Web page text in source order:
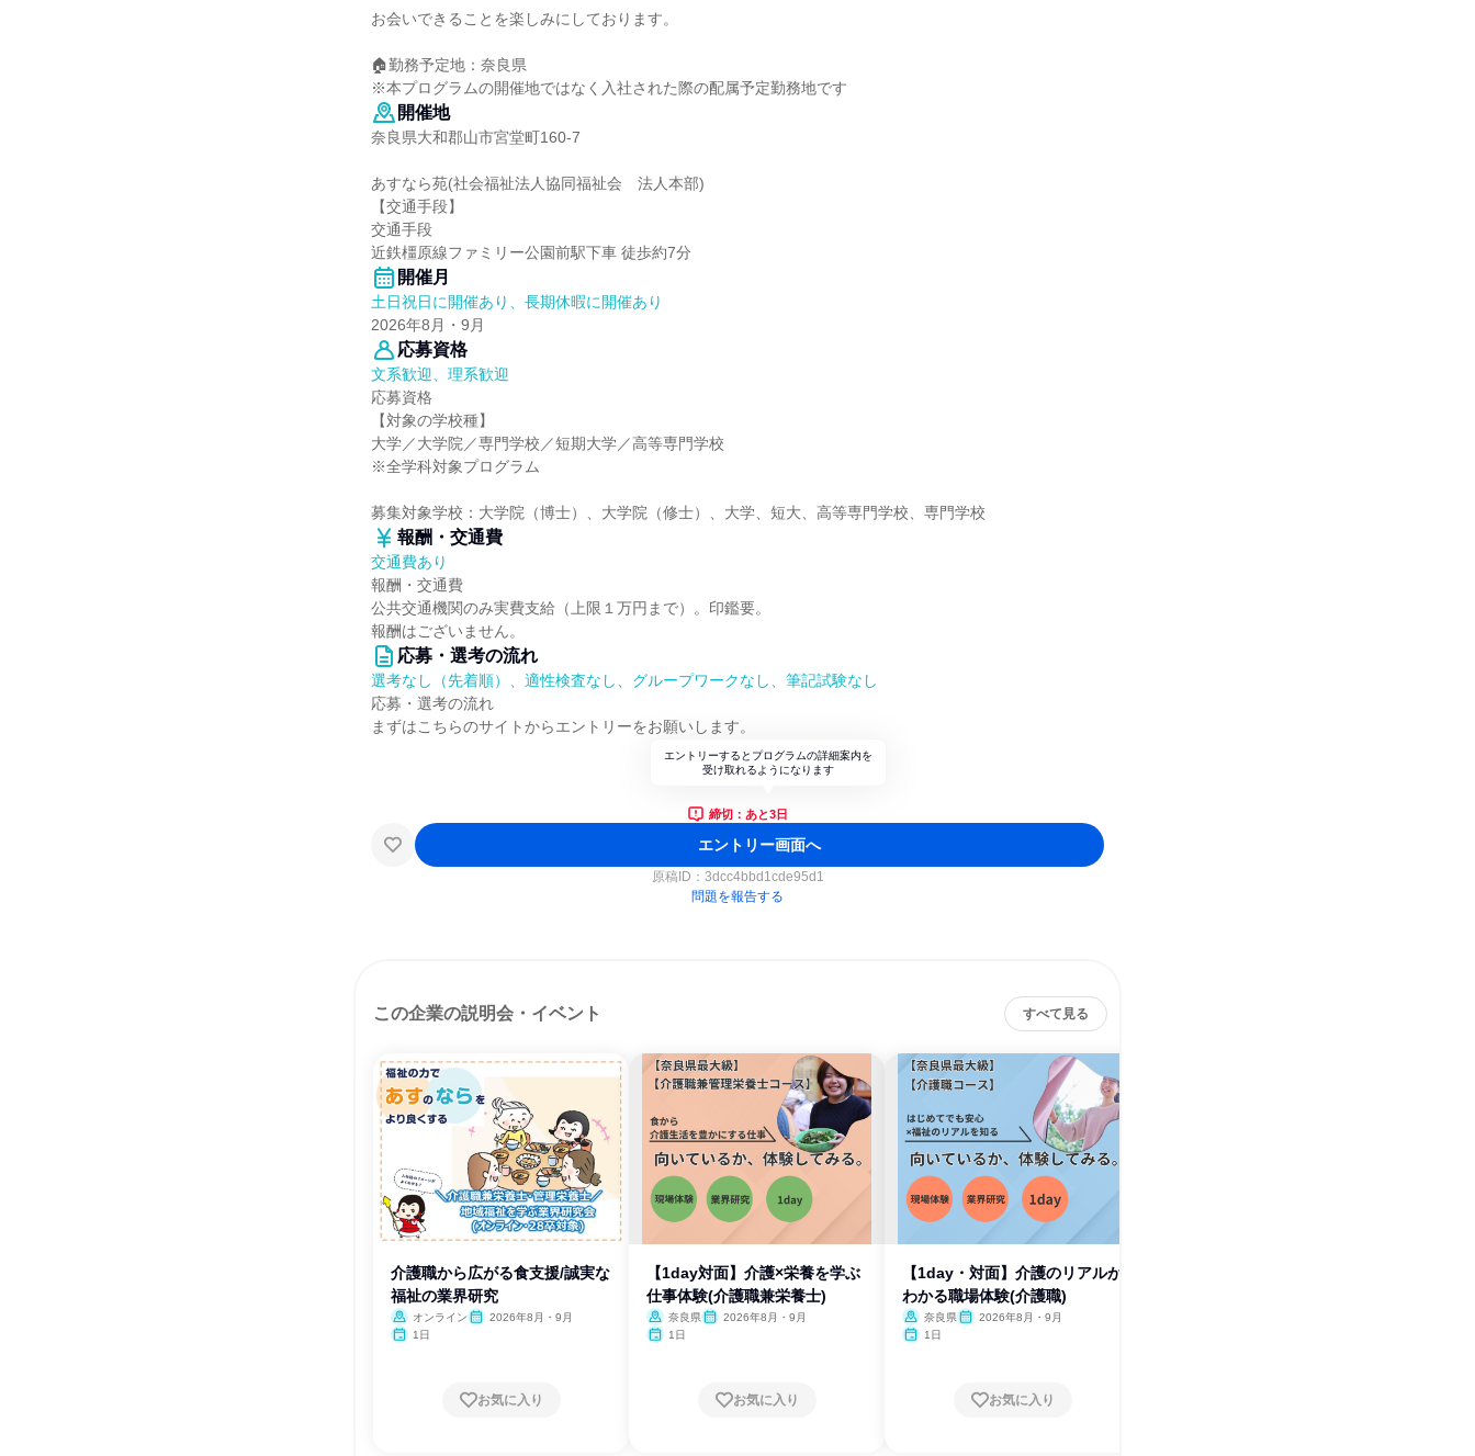
お会いできることを楽しみにしております。
🏠勤務予定地：奈良県
※本プログラムの開催地ではなく入社された際の配属予定勤務地です
開催地
奈良県大和郡山市宮堂町160-7
あすなら苑(社会福祉法人協同福祉会 法人本部)
【交通手段】
交通手段
近鉄橿原線ファミリー公園前駅下車 徒歩約7分
開催月
土日祝日に開催あり、長期休暇に開催あり
2026年8月・9月
応募資格
文系歓迎、理系歓迎
応募資格
【対象の学校種】
大学／大学院／専門学校／短期大学／高等専門学校
※全学科対象プログラム
募集対象学校：大学院（博士）、大学院（修士）、大学、短大、高等専門学校、専門学校
報酬・交通費
交通費あり
報酬・交通費
公共交通機関のみ実費支給（上限１万円まで）。印鑑要。
報酬はございません。
応募・選考の流れ
選考なし（先着順）、適性検査なし、グループワークなし、筆記試験なし
応募・選考の流れ
まずはこちらのサイトからエントリーをお願いします。
エントリーするとプログラムの詳細案内を
受け取れるようになります
締切：あと3日
エントリー画面へ
原稿ID： 3dcc4bbd1cde95d1
問題を報告する
この企業の説明会・イベント すべて見る
介護職から広がる食支援/誠実な
福祉の業界研究
オンライン
2026年8月・9月
1日
お気に入り
【1day対面】介護×栄養を学ぶ
仕事体験(介護職兼栄養士)
奈良県
2026年8月・9月
1日
お気に入り
【1day・対面】介護のリアルが
わかる職場体験(介護職)
奈良県
2026年8月・9月
1日
お気に入り